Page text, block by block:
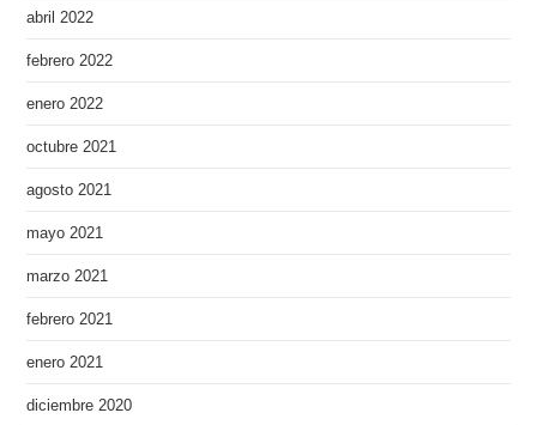
abril 2022
febrero 2022
enero 2022
octubre 2021
agosto 2021
mayo 2021
marzo 2021
febrero 2021
enero 2021
diciembre 2020